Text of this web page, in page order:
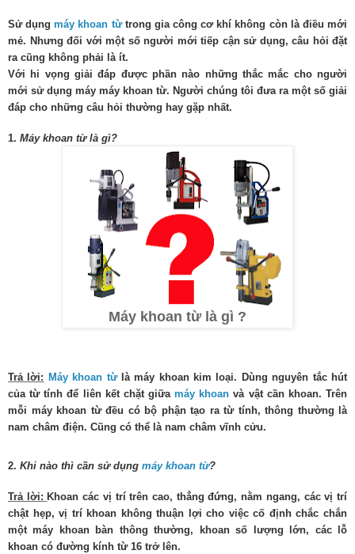
Sử dụngmáy khoan từ trong gia công cơ khí không còn là điều mới
mẻ. Nhưng đối với một số người mới tiếp cận sử dụng, câu hỏi đặt
ra cũng không phải là ít.
Với hi vọng giải đáp được phần nào những thắc mắc cho người
mới sử dụng máy máy khoan từ. Người chúng tôi đưa ra một số giải
đáp cho những câu hỏi thường hay gặp nhất.
1. Máy khoan từ là gì?
Máy khoan từ là gì ?
Trả lời: Máy khoan từlà máy khoan kim loại. Dùng nguyên tắc hút
của từ tính để liên kết chặt giữamáy khoan và vật cần khoan. Trên
mỗi máy khoan từ đều có bộ phận tạo ra từ tính, thông thường là
nam châm điện. Cũng có thể là nam châm vĩnh cửu.
2. Khi nào thì cần sử dụng máy khoan từ?
Trả lời: Khoan các vị trí trên cao, thẳng đứng, nằm ngang, các vị trí
chật hẹp, vị trí khoan không thuận lợi cho việc cố định chắc chắn
một máy khoan bàn thông thường, khoan số lượng lớn, các lỗ
khoan có đường kính từ 16 trở lên.